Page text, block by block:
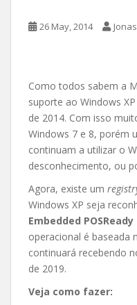
26 May, 2014 Jonas
Como todos sabem a
suporte ao Windows
de 2014. Com isso
Windows 7 e 8, porém
continuam a utilizar o
desconhecimento, ou
Agora, existe um
Windows XP seja
Embedded POSReady
operacional é baseada
continuará recebendo
de 2019.
Veja como fazer: